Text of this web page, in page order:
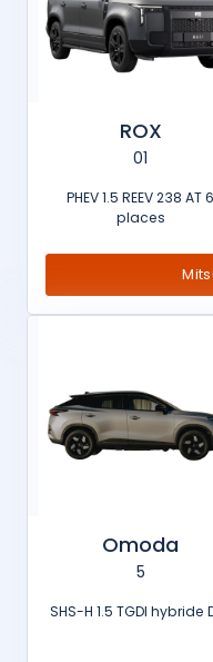
ROX
01
PHEV 1.5 REEV 238 AT 6
places
Omoda
5
SHS-H 1.5 TGDI hybride